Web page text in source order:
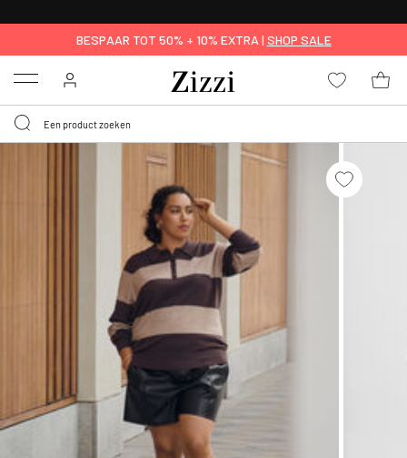
BESPAAR TOT 50% + 10% EXTRA | SHOP SALE
Menu